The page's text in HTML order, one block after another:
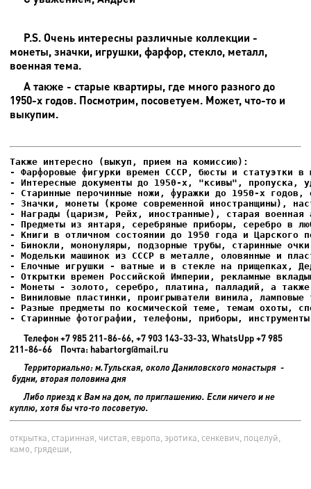
P.S. Очень интересны различные коллекции -
монеты, значки, игрушки, фарфор, стекло, металл,
военная тема.
А также - старые квартиры, где много разного до
1950-х годов. Посмотрим, посоветуем. Может, что-то и
выкупим.
- Фарфоровые фигурки времен СССР, бюсты и статуэтки в
- Интересные документы до 1950-х, "ксивы", пропуска,
- Елочные игрушки - ватные и в стекле на прищепках,
- Старинные фотографии, телефоны, приборы,
Телефон +7 985 211-86-66, +7 903 143-33-33, WhatsUpp +7 985
211-86-66 Почта: habartorg@mail.ru
Территориально: м.Тульская, около Даниловского монастыря -
будни, вторая половина дня
Либо приезд к Вам на дом, по приглашению. Если ничего и не
куплю, хотя бы что-то посоветую.
открытка, старинная, чистая, европа, эротика, сенкевич, поцелуй,
камо, грядеши,